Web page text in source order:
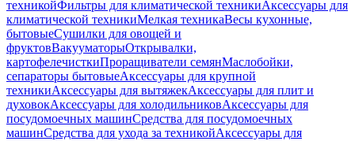
техникойФильтры для климатической техникиАксессуары для
климатической техникиМелкая техникаВесы кухонные,
бытовыеСушилки для овощей и
фруктовВакууматорыОткрывалки,
картофелечисткиПроращиватели семянМаслобойки,
сепараторы бытовыеАксессуары для крупной
техникиАксессуары для вытяжекАксессуары для плит и
духовокАксессуары для холодильниковАксессуары для
посудомоечных машинСредства для посудомоечных
машинСредства для ухода за техникойАксессуары для